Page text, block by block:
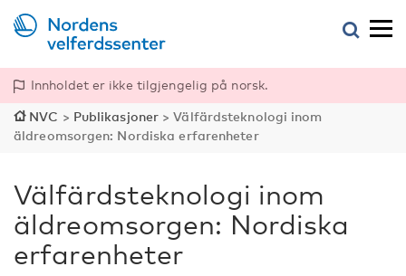
Innholdet er ikke tilgjengelig på norsk.
NVC > Publikasjoner >Välfärdsteknologi inom
äldreomsorgen: Nordiska erfarenheter
Välfärdsteknologi inom
äldreomsorgen: Nordiska
erfarenheter